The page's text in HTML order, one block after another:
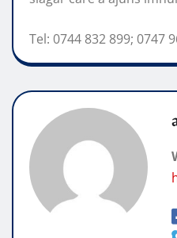
Tel: 0744 832 899; 0747